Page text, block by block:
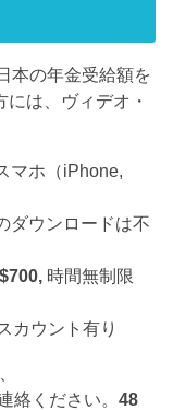
本の年金受給額を
には、ヴィデオ・
マホ（iPhone,
ダウンロードは不
$700, 時間無制限
カウント有り
絡ください。48